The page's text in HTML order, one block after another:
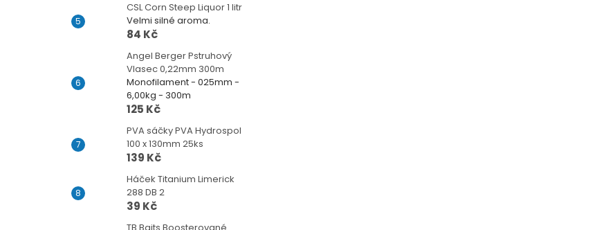
CSL Corn Steep Liquor 1 litr
Velmi silné aroma.
84 Kč
Angel Berger Pstruhový
Vlasec 0,22mm 300m
Monofilament - 025mm -
6,00kg - 300m
125 Kč
PVA sáčky PVA Hydrospol
100 x 130mm 25ks
139 Kč
Háček Titanium Limerick
288 DB 2
39 Kč